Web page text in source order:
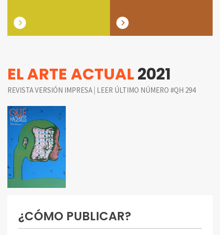
EL ARTE ACTUAL2021
REVISTA VERSIÓN IMPRESA | LEER ÚLTIMO NÚMERO #QH 294
¿CÓMO PUBLICAR?